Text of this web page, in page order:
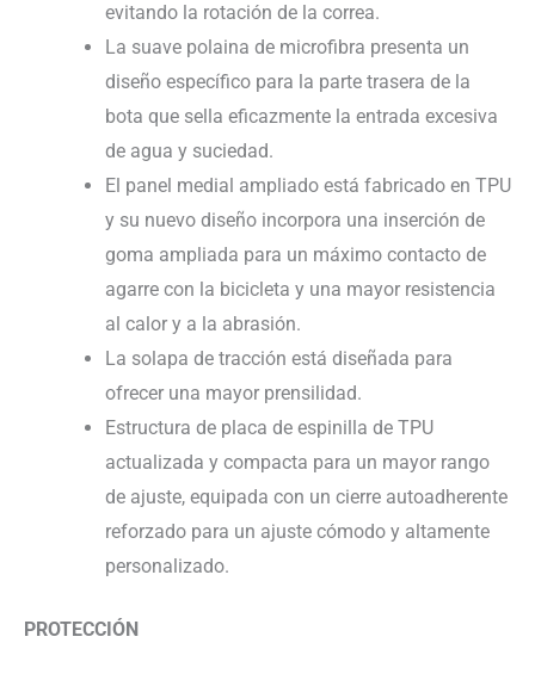
evitando la rotación de la correa.
La suave polaina de microfibra presenta un
diseño específico para la parte trasera de la
bota que sella eficazmente la entrada excesiva
de agua y suciedad.
El panel medial ampliado está fabricado en TPU
y su nuevo diseño incorpora una inserción de
goma ampliada para un máximo contacto de
agarre con la bicicleta y una mayor resistencia
al calor y a la abrasión.
La solapa de tracción está diseñada para
ofrecer una mayor prensilidad.
Estructura de placa de espinilla de TPU
actualizada y compacta para un mayor rango
de ajuste, equipada con un cierre autoadherente
reforzado para un ajuste cómodo y altamente
personalizado.
PROTECCIÓN